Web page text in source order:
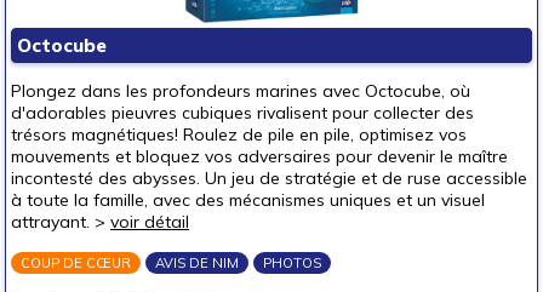
Puzzles & casse-têtes
un bébé (0-3 ans)
un p'tit bout (3-6 ans)
un junior (6-8 ans)
(1)
un jeune ado (8-12 ans)
un ado (12-16 ans)
Octocube
Plongez dans les profondeurs marines avec Octocube, où
d'adorables pieuvres cubiques rivalisent pour collecter des
trésors magnétiques! Roulez de pile en pile, optimisez vos
mouvements et bloquez vos adversaires pour devenir le maître
incontesté des abysses. Un jeu de stratégie et de ruse accessible
à toute la famille, avec des mécanismes uniques et un visuel
attrayant. > voir détail
COUP DE CŒUR AVIS DE NIM PHOTOS